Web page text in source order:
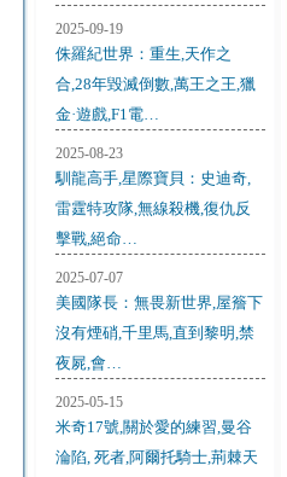
2025-09-19
侏羅紀世界：重生,天作之
合,28年毀滅倒數,萬王之王,獵
金·遊戲,F1電…
2025-08-23
馴龍高手,星際寶貝：史迪奇,
雷霆特攻隊,無線殺機,復仇反
擊戰,絕命…
2025-07-07
美國隊長：無畏新世界,屋簷下
沒有煙硝,千里馬,直到黎明,禁
夜屍,會…
2025-05-15
米奇17號,關於愛的練習,曼谷
淪陷, 死者,阿爾托騎士,荊棘天